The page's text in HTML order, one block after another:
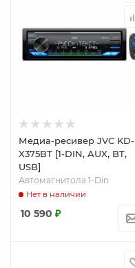
Медиа-ресивер JVC KD-
X375BT [1-DIN, AUX, BT,
USB]
Автомагнитола 1-Din
Нет в наличии
10 590 ₽